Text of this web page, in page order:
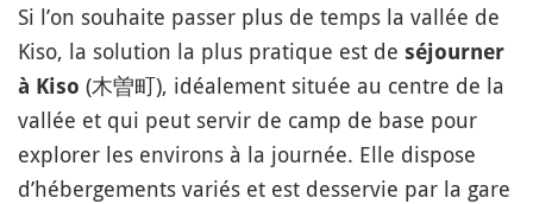
Si l’on souhaite passer plus de temps la vallée de
Kiso, la solution la plus pratique est de séjourner
à Kiso (木曽町), idéalement située au centre de la
vallée et qui peut servir de camp de base pour
explorer les environs à la journée. Elle dispose
d’hébergements variés et est desservie par la gare